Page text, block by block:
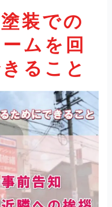
装での
ムを回
ること